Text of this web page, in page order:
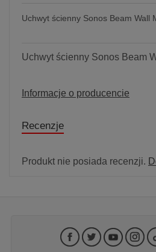
Uchwyt ścienny Sonos Beam Wall
Uchwyt ścienny Sonos Beam
Informacje o producencie
Recenzje
Produkt nie posiada recenzji.